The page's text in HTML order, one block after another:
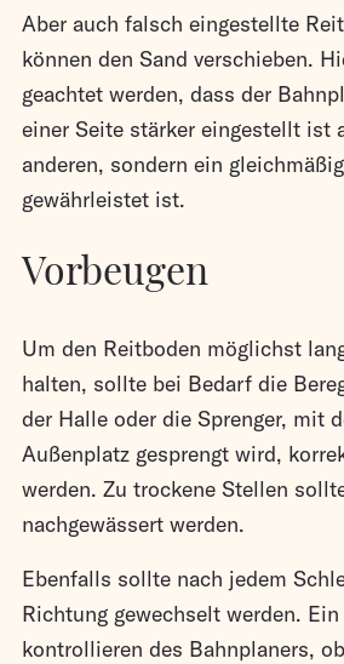
Aber auch falsch eingestellte
können den Sand verschieben.
geachtet werden, dass der
einer Seite stärker eingestellt ist
anderen, sondern ein
gewährleistet ist.
Vorbeugen
Um den Reitboden möglichst
halten, sollte bei Bedarf die
der Halle oder die Sprenger, mit
Außenplatz gesprengt wird,
werden. Zu trockene Stellen
nachgewässert werden.
Ebenfalls sollte nach jedem
Richtung gewechselt werden.
kontrollieren des Bahnplaners,